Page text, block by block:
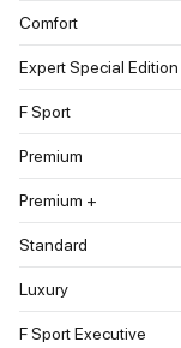
Comfort
Expert Special Edition
F Sport
Premium
Premium +
Standard
Luxury
F Sport Executive